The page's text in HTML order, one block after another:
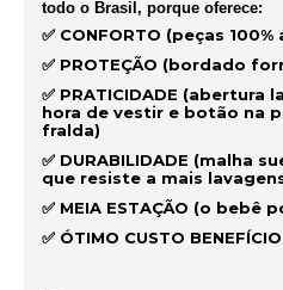
todo o Brasil, porque oferece:
✅ CONFORTO (peças
✅ PROTEÇÃO (bordado
✅ PRATICIDADE
hora de vestir e botão na
fralda)
✅ DURABILIDADE (malha
que resiste a mais
✅ MEIA ESTAÇÃO (o bebê
✅ ÓTIMO CUSTO BENEFÍCIO